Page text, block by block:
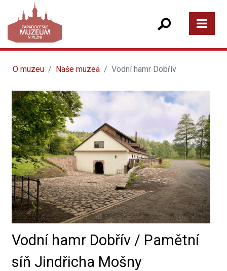
O muzeu Naše muzea Vodní hamr Dobřív
Vodní hamr Dobřív / Pamětní
síň Jindřicha Mošny